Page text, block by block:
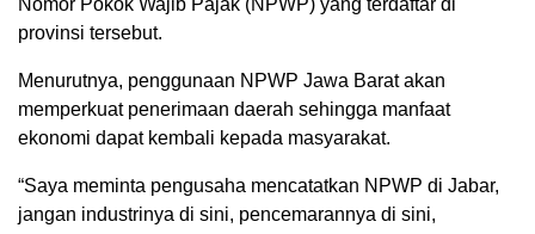
provinsi tersebut.
Menurutnya, penggunaan NPWP Jawa Barat akan
memperkuat penerimaan daerah sehingga manfaat
ekonomi dapat kembali kepada masyarakat.
“Saya meminta pengusaha mencatatkan NPWP di Jabar,
jangan industrinya di sini, pencemarannya di sini,